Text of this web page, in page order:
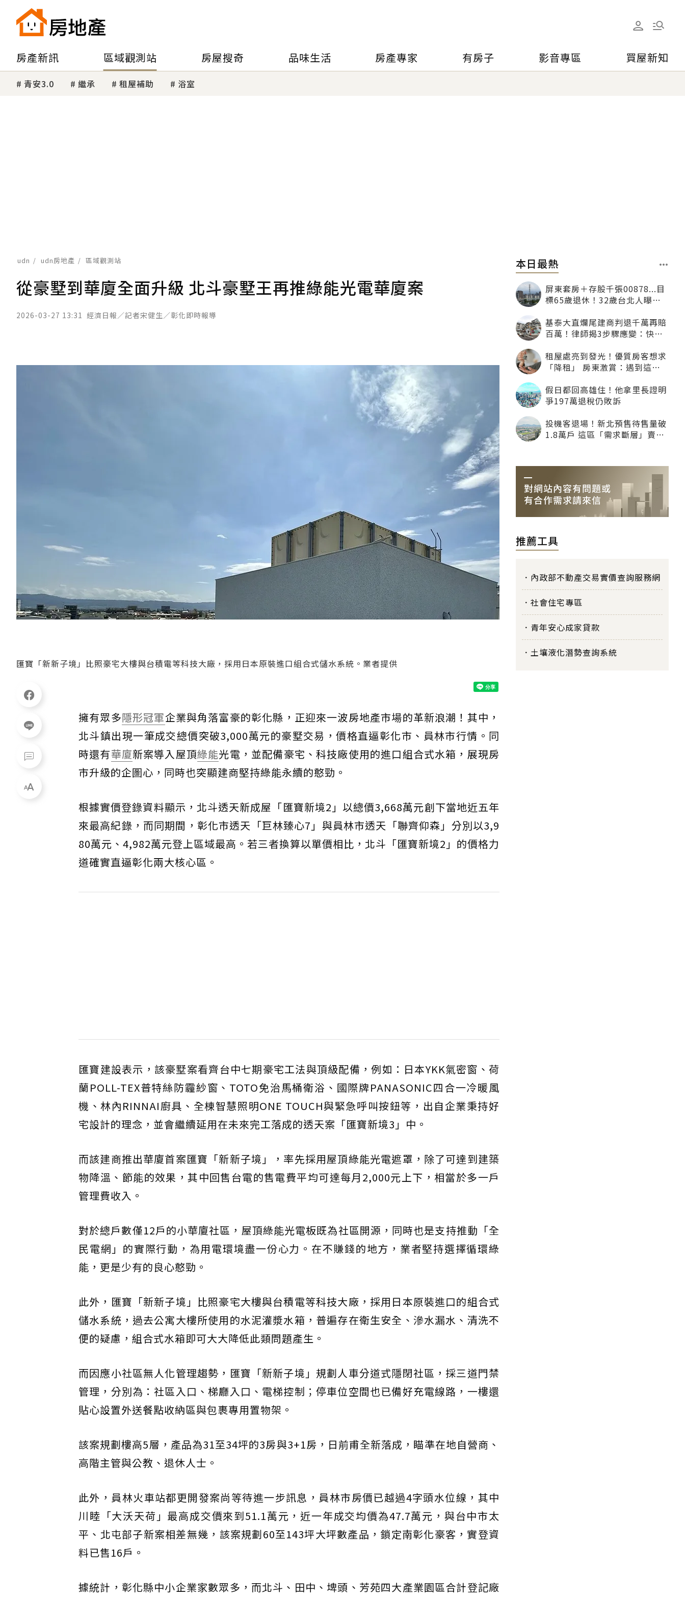
房產新訊 區域觀測站 房屋搜奇 品味生活 房產專家 有房子 影音專區 買屋新知
青安3.0 繼承 租屋補助 浴室
udn udn房地產 區域觀測站
從豪墅到華廈全面升級 北斗豪墅王再推綠能光電華廈案
2026-03-27 13:31 經濟日報／記者宋健生／彰化即時報導
匯寶「新新子境」比照豪宅大樓與台積電等科技大廠，採用日本原裝進口組合式儲水系統。業者提供
擁有眾多隱形冠軍企業與角落富豪的彰化縣，正迎來一波房地產市場的革新浪潮！其中，
北斗鎮出現一筆成交總價突破3,000萬元的豪墅交易，價格直逼彰化市、員林市行情。同
時還有華廈新案導入屋頂綠能光電，並配備豪宅、科技廠使用的進口組合式水箱，展現房
市升級的企圖心，同時也突顯建商堅持綠能永續的憨勁。
根據實價登錄資料顯示，北斗透天新成屋「匯寶新境2」以總價3,668萬元創下當地近五年
來最高紀錄，而同期間，彰化市透天「巨林臻心7」與員林市透天「聯齊仰森」分別以3,9
80萬元、4,982萬元登上區域最高。若三者換算以單價相比，北斗「匯寶新境2」的價格力
道確實直逼彰化兩大核心區。
匯寶建設表示，該豪墅案看齊台中七期豪宅工法與頂級配備，例如：日本YKK氣密窗、荷
蘭POLL-TEX普特絲防霾紗窗、TOTO免治馬桶衛浴、國際牌PANASONIC四合一冷暖風
機、林內RINNAI廚具、全棟智慧照明ONE TOUCH與緊急呼叫按鈕等，出自企業秉持好
宅設計的理念，並會繼續延用在未來完工落成的透天案「匯寶新境3」中。
而該建商推出華廈首案匯寶「新新子境」，率先採用屋頂綠能光電遮罩，除了可達到建築
物降溫、節能的效果，其中回售台電的售電費平均可達每月2,000元上下，相當於多一戶
管理費收入。
對於總戶數僅12戶的小華廈社區，屋頂綠能光電板既為社區開源，同時也是支持推動「全
民電網」的實際行動，為用電環境盡一份心力。在不賺錢的地方，業者堅持選擇循環綠
能，更是少有的良心憨勁。
此外，匯寶「新新子境」比照豪宅大樓與台積電等科技大廠，採用日本原裝進口的組合式
儲水系統，過去公寓大樓所使用的水泥灌漿水箱，普遍存在衛生安全、滲水漏水、清洗不
便的疑慮，組合式水箱即可大大降低此類問題產生。
而因應小社區無人化管理趨勢，匯寶「新新子境」規劃人車分道式隱閉社區，採三道門禁
管理，分別為：社區入口、梯廳入口、電梯控制；停車位空間也已備好充電線路，一樓還
貼心設置外送餐點收納區與包裹專用置物架。
該案規劃樓高5層，產品為31至34坪的3房與3+1房，日前甫全新落成，瞄準在地自營商、
高階主管與公教、退休人士。
此外，員林火車站都更開發案尚等待進一步訊息，員林市房價已越過4字頭水位線，其中
川睦「大沃天荷」最高成交價來到51.1萬元，近一年成交均價為47.7萬元，與台中市太
平、北屯部子新案相差無幾，該案規劃60至143坪大坪數產品，鎖定南彰化豪客，實登資
料已售16戶。
據統計，彰化縣中小企業家數眾多，而北斗、田中、埤頭、芳苑四大產業園區合計登記廠
本日最熱
屏東套房＋存股千張00878...目
標65歲退休！32歲台北人曝：
基泰大直爛尾建商判退千萬再賠
百萬！律師揭3步驟應變：快通
租屋處亮到發光！優質房客想求
「降租」 房東激賞：遇到這種
假日都回高雄住！他拿里長證明
爭197萬退稅仍敗訴
投機客退場！新北預售待售量破
1.8萬戶 這區「需求斷層」賣壓
推薦工具
內政部不動產交易實價查詢服務網
社會住宅專區
青年安心成家貸款
土壤液化潛勢查詢系統